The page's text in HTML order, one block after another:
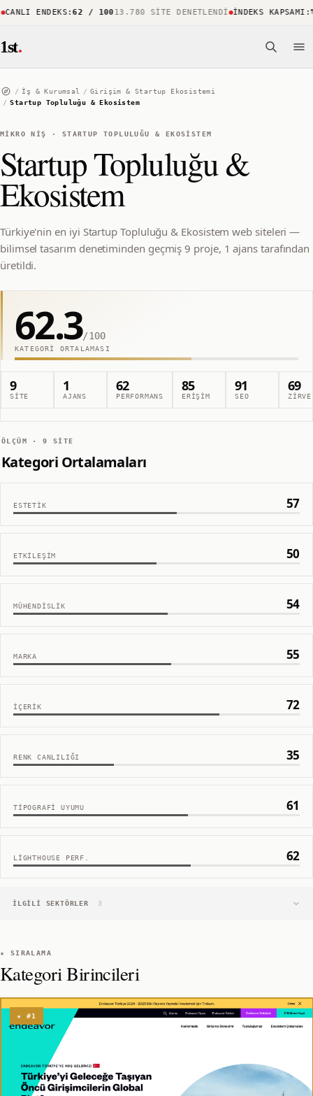
ENDEKS:62 / 10013.780 SITE DENETLENDI İNDEKS KAPSAMI:
1st.
/ İş & Kurumsal / Girişim & Startup Ekosistemi
/ Startup Topluluğu & Ekosistem
MIKRO NIŞ · STARTUP TOPLULUĞU & EKOSISTEM
Startup Topluluğu &
Ekosistem
Türkiye'nin en iyi Startup Topluluğu & Ekosistem web siteleri —
bilimsel tasarım denetiminden geçmiş 9 proje, 1 ajans tarafından
üretildi.
62.3/100
KATEGORI ORTALAMASI
9
SITE
1
AJANS
62
PERFORMANS
85
ERIŞIM
91
SEO
69
ZIRVE
ÖLÇÜM ·9 SITE
Kategori Ortalamaları
ESTETIK 57
ETKILEŞIM 50
MÜHENDISLIK 54
MARKA 55
İÇERIK 72
RENK CANLILIĞI 35
TIPOGRAFI UYUMU 61
LIGHTHOUSE PERF. 62
İLGILI SEKTÖRLER 3
★ SIRALAMA
Kategori Birincileri
★ #1